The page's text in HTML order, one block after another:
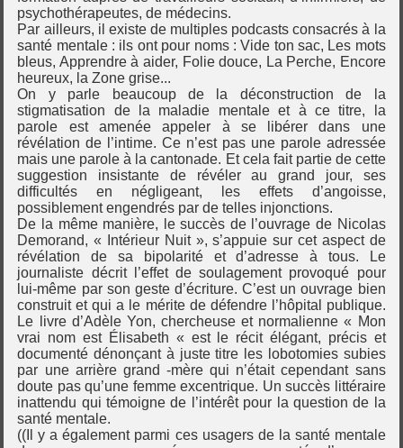
psychothérapeutes, de médecins.
Par ailleurs, il existe de multiples podcasts consacrés à la
santé mentale : ils ont pour noms : Vide ton sac, Les mots
bleus, Apprendre à aider, Folie douce, La Perche, Encore
heureux, la Zone grise...
On y parle beaucoup de la déconstruction de la
stigmatisation de la maladie mentale et à ce titre, la
parole est amenée appeler à se libérer dans une
révélation de l’intime. Ce n’est pas une parole adressée
mais une parole à la cantonade. Et cela fait partie de cette
suggestion insistante de révéler au grand jour, ses
difficultés en négligeant, les effets d’angoisse,
possiblement engendrés par de telles injonctions.
De la même manière, le succès de l’ouvrage de Nicolas
Demorand, « Intérieur Nuit », s’appuie sur cet aspect de
révélation de sa bipolarité et d’adresse à tous. Le
journaliste décrit l’effet de soulagement provoqué pour
lui-même par son geste d’écriture. C’est un ouvrage bien
construit et qui a le mérite de défendre l’hôpital publique.
Le livre d’Adèle Yon, chercheuse et normalienne « Mon
vrai nom est Élisabeth « est le récit élégant, précis et
documenté dénonçant à juste titre les lobotomies subies
par une arrière grand -mère qui n’était cependant sans
doute pas qu’une femme excentrique. Un succès littéraire
inattendu qui témoigne de l’intérêt pour la question de la
santé mentale.
((Il y a également parmi ces usagers de la santé mentale